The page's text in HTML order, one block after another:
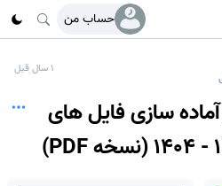
حساب من
1 سال قبل
سازی فایل های